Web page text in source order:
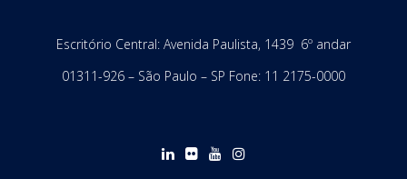
Escritório Central: Avenida Paulista, 1439 6º andar
01311-926 – São Paulo – SP Fone: 11 2175-0000